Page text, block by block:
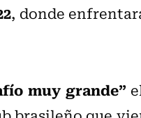
, donde
muy grande”